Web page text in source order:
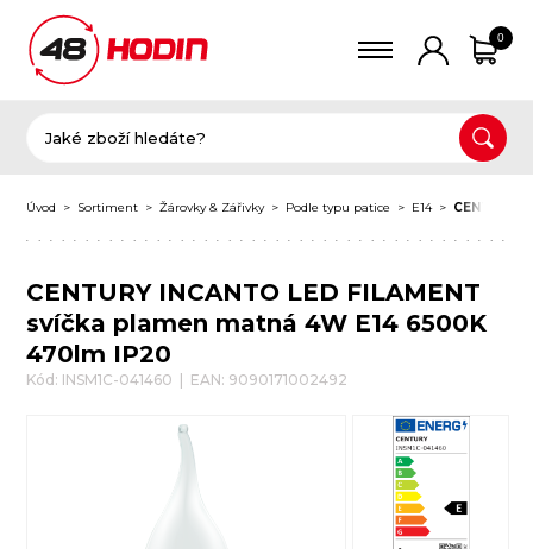
0
Úvod Sortiment Žárovky & Zářivky Podle typu patice E14 CENTURY
CENTURY INCANTO LED FILAMENT
svíčka plamen matná 4W E14 6500K
470lm IP20
Kód: INSM1C-041460 | EAN: 9090171002492